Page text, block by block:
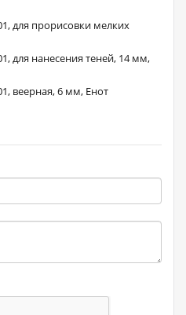
для прорисовки мелких
для нанесения теней, 14 мм,
веерная, 6 мм, Енот